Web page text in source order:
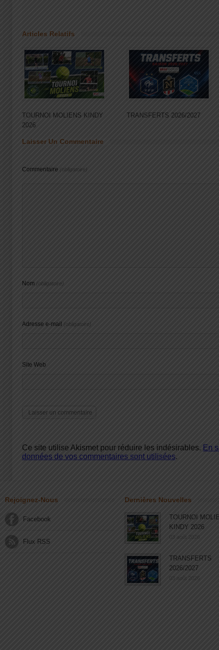
Articles Relatifs
TOURNOI MOLIENS KINDY
2026
TRANSFERTS 2026/2027
Laisser Un Commentaire
Commentaire (obligatoire)
Nom (obligatoire)
Adresse e-mail (obligatoire)
Site Web
Ce site utilise Akismet pour réduire les indésirables. En
données de vos commentaires sont utilisées.
Rejoignez-Nous
Facebook
Flux RSS
Dernières Nouvelles
TOURNOI
KINDY 2026
03 août 2026
TRANSFERTS
2026/2027
03 août 2026